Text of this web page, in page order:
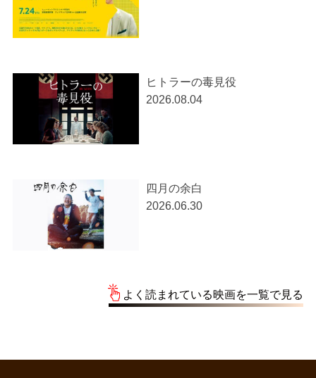
ヒトラーの毒見役
2026.08.04
四月の余白
2026.06.30
よく読まれている映画を一覧で見る